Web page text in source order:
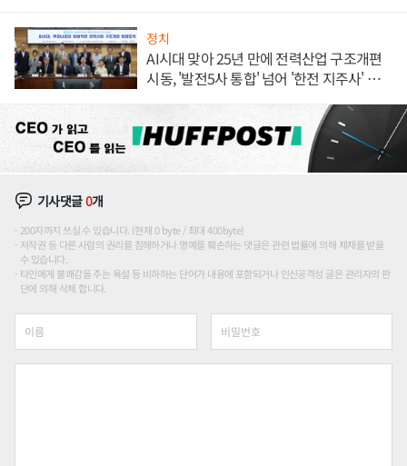
정치
AI시대 맞아 25년 만에 전력산업 구조개편
시동, '발전5사 통합' 넘어 '한전 지주사' 재편
기사댓글0개
200자까지 쓰실 수 있습니다. (현재 0 byte / 최대 400byte)
저작권 등 다른 사람의 권리를 침해하거나 명예를 훼손하는 댓글은 관련 법률에 의해 제재를 받을
수 있습니다.
타인에게 불쾌감을 주는 욕설 등 비하하는 단어가 내용에 포함되거나 인신공격성 글은 관리자의 판
단에 의해 삭제 합니다.